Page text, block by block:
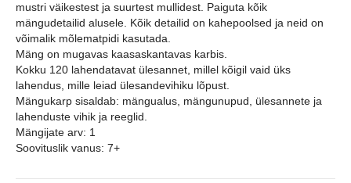
mustri väikestest ja suurtest mullidest. Paiguta kõik
mängudetailid alusele. Kõik detailid on kahepoolsed ja neid on
võimalik mõlematpidi kasutada.
Mäng on mugavas kaasaskantavas karbis.
Kokku 120 lahendatavat ülesannet, millel kõigil vaid üks
lahendus, mille leiad ülesandevihiku lõpust.
Mängukarp sisaldab: mängualus, mängunupud, ülesannete ja
lahenduste vihik ja reeglid.
Mängijate arv: 1
Soovituslik vanus: 7+